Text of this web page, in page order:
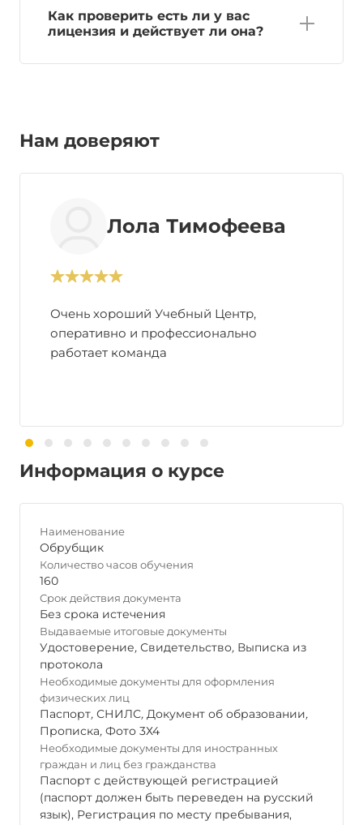
Как проверить есть ли у вас
лицензия и действует ли она?
Нам доверяют
Лола Тимофеева
Очень хороший Учебный Центр,
оперативно и профессионально
работает команда
Информация о курсе
Наименование
Обрубщик
Количество часов обучения
160
Срок действия документа
Без срока истечения
Выдаваемые итоговые документы
Удостоверение, Свидетельство, Выписка из
протокола
Необходимые документы для оформления
физических лиц
Паспорт, СНИЛС, Документ об образовании,
Прописка, Фото 3Х4
Необходимые документы для иностранных
граждан и лиц без гражданства
Паспорт с действующей регистрацией
(паспорт должен быть переведен на русский
язык), Регистрация по месту пребывания,